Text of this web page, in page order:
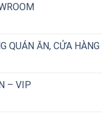
QUÁN ĂN, CỬA HÀNG
– VIP